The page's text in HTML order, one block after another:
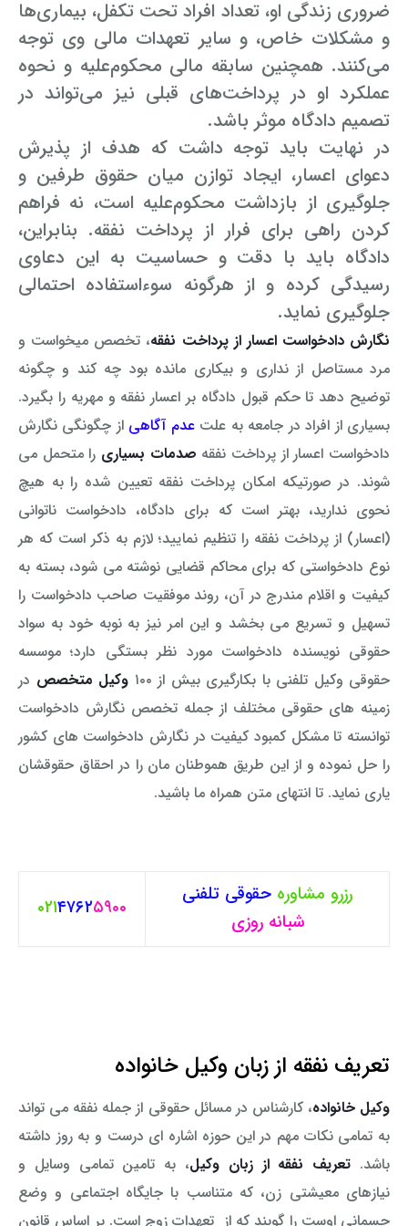
انتشار تصویر و فیلم اشخاص
مشاوره حقوقی جرم هک
مجازات های قانونی در بازی های آنلاین
مشاوره حقوقی جرم لواط
لواط دانش آموزان در مدرسه
مجازات جرم لواط
مشاوره حقوقی جرایم امنیتی داخلی و خارجی
اسید پاشی منتهی به قتل
اسید پاشی منتهی به صدمه
مشاوره حقوقی جرم کشف حجاب
مشاوره حقوقی جرم توهین به مقدسات مذهبی
جرم روزه خواری در ماه رمضان
اهانت به مقدسات مذهبی
اهانت شدید به مقدسات (ساب النبی)
اسید پاشی منتهی به از کار افتادن عضو
استفاده حمل نگهداری تعمیر ماهواره
مجازات حمل اسلحه بدون مجوز
مجازات شکار غیر مجاز
تبانی در معاملات دولتی
اوراق کردن اتومبیل بدون مجوز قانونی
مشاوره حقوقی جرم رشا و ارتشا
مشاوره حقوقی جرم خودکشی
مشاوره حقوقی آلودگی محیط زیست
مشاوره حقوقی مزاحمت واتساپی
اعاده دادرسی در دعوی حقوقی (غیر مالی)
اعاده دادرسی در دعوی حقوقی (مالی)
مشاوره رایگان با وکیل مواد مخدر
وکیل مواد مخدر
قانون آلودگی صوتی
شکایت از آلودگی صوتی
وکیل کیفری آنلاین
رویکرد حادثه بدون شاهد
مشاوره حقوقی تخریب
رفع بلاتکلیفی زن در طلاق
آموزش طلاق برای ازدواج با مرد بهتر
وکیل مرد برای طلاق
طلاق کی اقسام
حکم طلاق ۵ ساعته
همه چیز درباره عده طلاق بائن خلعی
اعلام آمادگی برای طلاق
چگونه طلاق بخواهیم؟
وکیل طلاق در گلستان
وکیل طلاق در اهواز
وکیل طلاق در تهران
وکیل طلاق در تبریز
وکیل طلاق در مازندران
وکیل طلاق کرج
وکیل طلاق خیانتی
وکیل ماهر برای طلاق
وکیل طلاق مشاوره رایگان
ضروری زندگی او، تعداد افراد تحت تکفل، بیماری‌ها
و مشکلات خاص، و سایر تعهدات مالی وی توجه
می‌کنند. همچنین سابقه مالی محکوم‌علیه و نحوه
عملکرد او در پرداخت‌های قبلی نیز می‌تواند در
تصمیم دادگاه موثر باشد.
در نهایت باید توجه داشت که هدف از پذیرش
دعوای اعسار، ایجاد توازن میان حقوق طرفین و
جلوگیری از بازداشت محکوم‌علیه است، نه فراهم
کردن راهی برای فرار از پرداخت نفقه. بنابراین،
دادگاه باید با دقت و حساسیت به این دعاوی
رسیدگی کرده و از هرگونه سوءاستفاده احتمالی
جلوگیری نماید.
نگارش دادخواست اعسار از پرداخت نفقه، تخصص میخواست و
مرد مستاصل از نداری و بیکاری مانده بود چه کند و چگونه
توضیح دهد تا حکم قبول دادگاه بر اعسار نفقه و مهریه را بگیرد.
بسیاری از افراد در جامعه به علتعدم آگاهی از چگونگی نگارش
دادخواست اعسار از پرداخت نفقه صدمات بسیاری را متحمل می
شوند. در صورتیکه امکان پرداخت نفقه تعیین شده را به هیچ
نحوی ندارید، بهتر است که برای دادگاه، دادخواست ناتوانی
(اعسار) از پرداخت نفقه را تنظیم نمایید؛ لازم به ذکر است که هر
نوع دادخواستی که برای محاکم قضایی نوشته می شود، بسته به
کیفیت و اقلام مندرج در آن، روند موفقیت صاحب دادخواست را
تسهیل و تسریع می بخشد و این امر نیز به نوبه خود به سواد
حقوقی نویسنده دادخواست مورد نظر بستگی دارد؛ موسسه
حقوقی وکیل تلفنی با بکارگیری بیش از ۱۰۰
وکیل متخصص در
زمینه های حقوقی مختلف از جمله تخصص نگارش دادخواست
توانسته تا مشکل کمبود کیفیت در نگارش دادخواست های کشور
را حل نموده و از این طریق هموطنان مان را در احقاق حقوقشان
یاری نماید. تا انتهای متن همراه ما باشید.
رزرو مشاوره حقوقی تلفنی
شبانه روزی
۰۲۱۴۷۶۲۵۹۰۰
تعریف نفقه از زبان وکیل خانواده
وکیل خانواده، کارشناس در مسائل حقوقی از جمله نفقه می تواند
به تمامی نکات مهم در این حوزه اشاره ای درست و به روز داشته
باشد. تعریف نفقه از زبان وکیل، به تامین تمامی وسایل و
نیازهای معیشتی زن، که متناسب با جایگاه اجتماعی و وضع
جسمانی اوست را گویند که از تعهدات زوج است. بر اساس قانون